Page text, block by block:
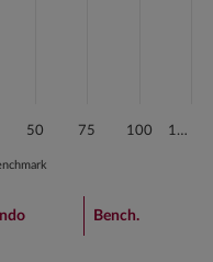
50 75 100 1…
Bench.